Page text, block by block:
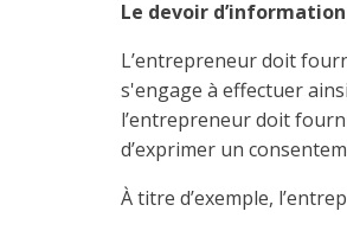
Le devoir d’information
L’entrepreneur doit
s'engage à effectuer
l’entrepreneur doit
d’exprimer un
À titre d’exemple,